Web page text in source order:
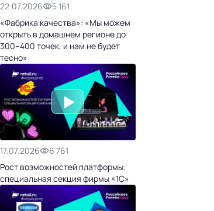
22.07.2026
5 161
«Фабрика качества»: «Мы можем
открыть в домашнем регионе до
300–400 точек, и нам не будет
тесно»
17.07.2026
6 761
Рост возможностей платформы:
специальная секция фирмы «1С»